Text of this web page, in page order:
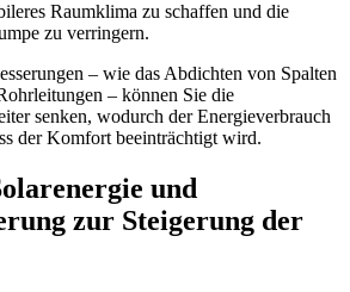
Raumklima zu schaffen und die
zu verringern.
– wie das Abdichten von Spalten
– können Sie die
senken, wodurch der Energieverbrauch
der Komfort beeinträchtigt wird.
und
zur Steigerung der